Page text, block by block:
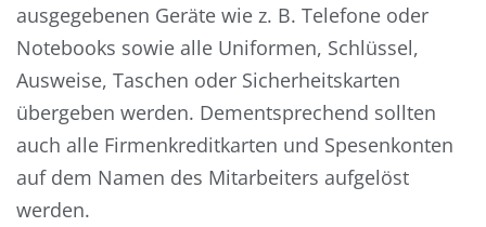
ausgegebenen Geräte wie z. B. Telefone oder
Notebooks sowie alle Uniformen, Schlüssel,
Ausweise, Taschen oder Sicherheitskarten
übergeben werden. Dementsprechend sollten
auch alle Firmenkreditkarten und Spesenkonten
auf dem Namen des Mitarbeiters aufgelöst
werden.